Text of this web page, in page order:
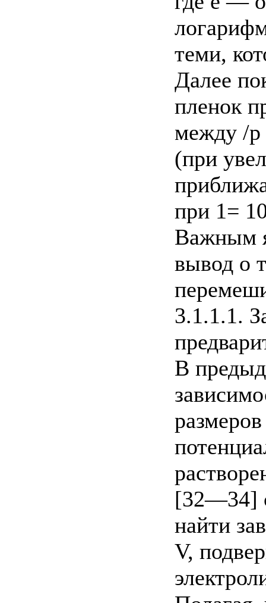
теми,
Далее
пленок
между /р
(при
при 1=
Важным
вывод о
3.1.1.1.
В
[32—34]
найти
V,